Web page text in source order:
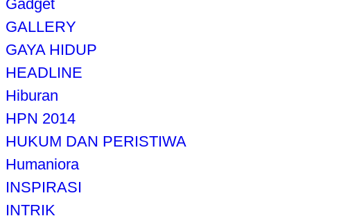
Gadget
GALLERY
GAYA HIDUP
HEADLINE
Hiburan
HPN 2014
HUKUM DAN PERISTIWA
Humaniora
INSPIRASI
INTRIK